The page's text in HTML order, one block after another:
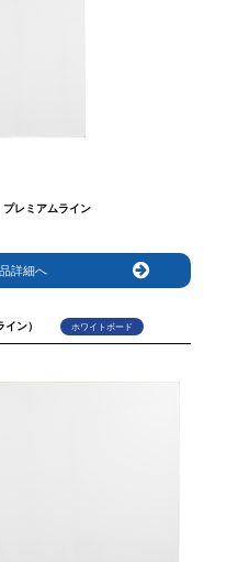
レミアムライン
詳細へ
ン） ホワイトボード